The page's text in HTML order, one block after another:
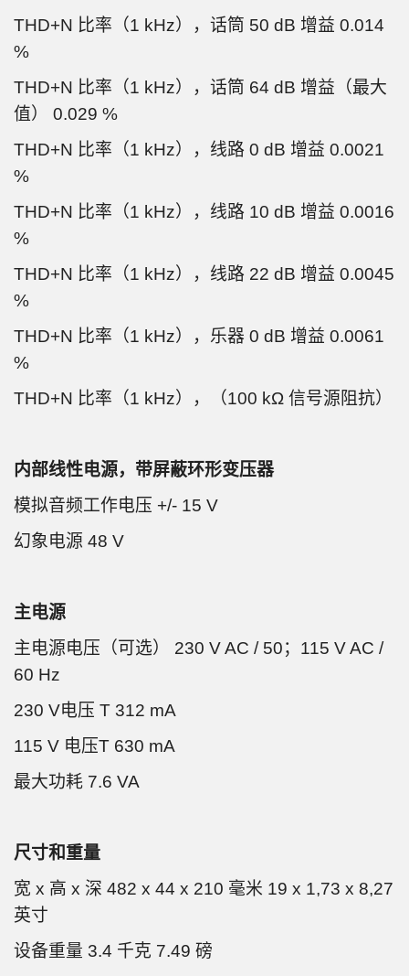
THD+N 比率（1 kHz），话筒 50 dB 增益 0.014
%
THD+N 比率（1 kHz），话筒 64 dB 增益（最大
值） 0.029 %
THD+N 比率（1 kHz），线路 0 dB 增益 0.0021
%
THD+N 比率（1 kHz），线路 10 dB 增益 0.0016
%
THD+N 比率（1 kHz），线路 22 dB 增益 0.0045
%
THD+N 比率（1 kHz），乐器 0 dB 增益 0.0061
%
THD+N 比率（1 kHz），（100 kΩ 信号源阻抗）
内部线性电源，带屏蔽环形变压器
模拟音频工作电压 +/- 15 V
幻象电源 48 V
主电源
主电源电压（可选） 230 V AC / 50；115 V AC /
60 Hz
230 V电压 T 312 mA
115 V 电压T 630 mA
最大功耗 7.6 VA
尺寸和重量
宽 x 高 x 深 482 x 44 x 210 毫米 19 x 1,73 x 8,27
英寸
设备重量 3.4 千克 7.49 磅